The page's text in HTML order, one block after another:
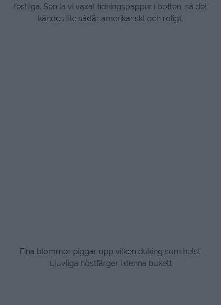
festliga. Sen la vi vaxat tidningspapper i botten, så det
kändes lite sådär amerikanskt och roligt.
Fina blommor piggar upp vilken duking som helst.
Ljuvliga höstfärger i denna bukett